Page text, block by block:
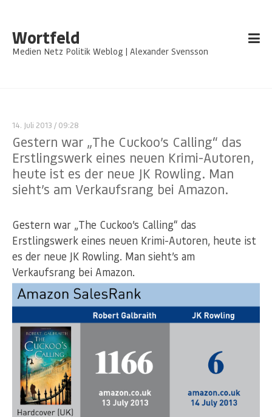
Wortfeld
Medien Netz Politik Weblog | Alexander Svensson
14. Juli 2013 / 09:28
Gestern war „The Cuckoo’s Calling“ das
Erstlingswerk eines neuen Krimi-Autoren,
heute ist es der neue JK Rowling. Man
sieht’s am Verkaufsrang bei Amazon.
Gestern war „The Cuckoo’s Calling“ das
Erstlingswerk eines neuen Krimi-Autoren, heute ist
es der neue JK Rowling. Man sieht’s am
Verkaufsrang bei Amazon.